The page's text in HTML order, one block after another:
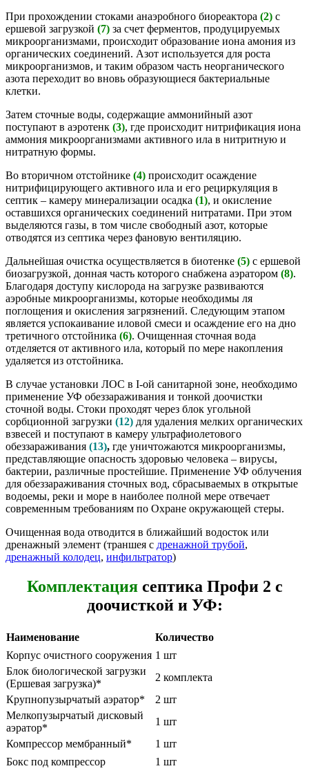
При прохождении стоками анаэробного биореактора (2) с
ершевой загрузкой (7) за счет ферментов, продуцируемых
микроорганизмами, происходит образование иона амония из
органических соединений. Азот используется для роста
микроорганизмов, и таким образом часть неорганического
азота переходит во вновь образующиеся бактериальные
клетки.
Затем сточные воды, содержащие аммонийный азот
поступают в аэротенк (3), где происходит нитрификация иона
аммония микроорганизмами активного ила в нитритную и
нитратную формы.
Во вторичном отстойнике (4) происходит осаждение
нитрифицирующего активного ила и его рециркуляция в
септик – камеру минерализации осадка (1), и окисление
оставшихся органических соединений нитратами. При этом
выделяются газы, в том числе свободный азот, которые
отводятся из септика через фановую вентиляцию.
Дальнейшая очистка осуществляется в биотенке (5) с ершевой
биозагрузкой, донная часть которого снабжена аэратором (8).
Благодаря доступу кислорода на загрузке развиваются
аэробные микроорганизмы, которые необходимы ля
поглощения и окисления загрязнений. Следующим этапом
является успокаивание иловой смеси и осаждение его на дно
третичного отстойника (6). Очищенная сточная вода
отделяется от активного ила, который по мере накопления
удаляется из отстойника.
В случае установки ЛОС в I-ой санитарной зоне, необходимо
применение УФ обеззараживания и тонкой доочистки
сточной воды. Стоки проходят через блок угольной
сорбционной загрузки (12) для удаления мелких органических
взвесей и поступают в камеру ультрафиолетового
обеззараживания (13), где уничтожаются микроорганизмы,
представляющие опасность здоровью человека – вирусы,
бактерии, различные простейшие. Применение УФ облучения
для обеззараживания сточных вод, сбрасываемых в открытые
водоемы, реки и море в наиболее полной мере отвечает
современным требованиям по Охране окружающей стеры.
Очищенная вода отводится в ближайший водосток или
дренажный элемент (траншея с дренажной трубой,
дренажный колодец, инфильтратор)
Комплектациясептика Профи 2 с
доочисткой и УФ:
Наименование
Количество
Корпус очистного сооружения 1 шт
Блок биологической загрузки
(Ершевая загрузка)*
2 комплекта
Крупнопузырчатый аэратор*
2 шт
Мелкопузырчатый дисковый
аэратор*
1 шт
Компрессор мембранный*
1 шт
Бокс под компрессор
1 шт